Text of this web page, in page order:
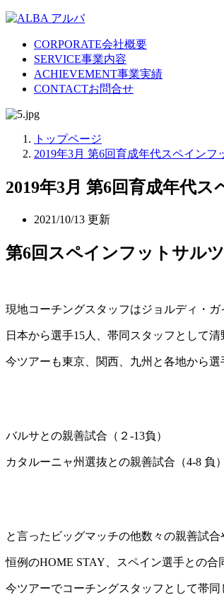
CORPORATE会社概要
SERVICE事業内容
ACHIEVEMENT事業実績
CONTACTお問合せ
トップページ
2019年3月 第6回育成年代スペイン
2019年3月 第6回育成年代
2021/10/13 更新
第6回スペインフットサル
現地コーチングスタッフはジョルディ・ガ
日本から選手15人、帯同スタッフとして
今ツアーも東京、関西、九州と各地から選
バルサとの親善試合（２-13負）
カタルーニャ州選抜との親善試合（4-8 負）
と言ったビッグマッチの他数々の親善試合
恒例のHOME STAY、スペイン選手との合
今ツアーでコーチングスタッフとして帯